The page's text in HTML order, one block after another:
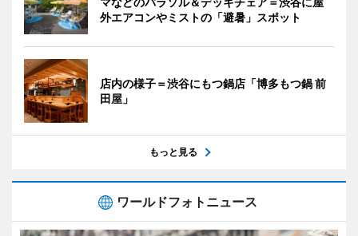
外エアコンやミストの「避暑」スポット
店内の様子＝渋谷にもつ鍋店「博多もつ鍋 前
田屋」
もっと見る
ワールドフォトニュース